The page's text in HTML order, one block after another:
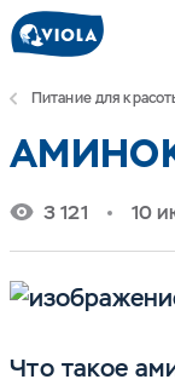
Питание для
3 121 10
Что такое